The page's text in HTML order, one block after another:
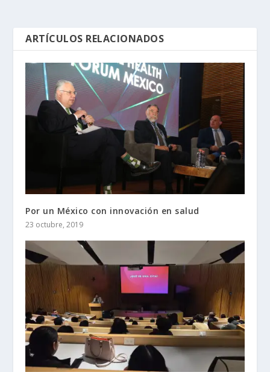
ARTÍCULOS RELACIONADOS
Por un México con innovación en salud
23 octubre, 2019